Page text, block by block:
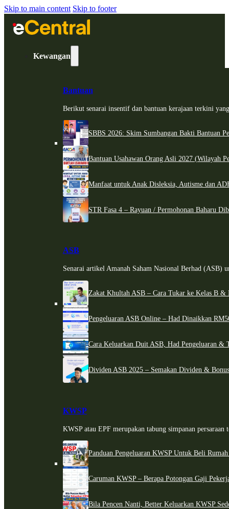
Skip to main content Skip to footer
Kewangan
Bantuan
Berikut senarai insentif dan bantuan kerajaan terkini
SBBS 2026: Skim Sumbangan Bakti Bantuan
Bantuan Usahawan Orang Asli 2027 (Wilayah
Manfaat untuk Anak Disleksia, Autisme dan
STR Fasa 4 – Rayuan / Permohonan Baharu
ASB
Senarai artikel Amanah Saham Nasional Berhad (ASB)
Zakat Khultah ASB – Cara Tukar ke Kelas B &
Pengeluaran ASB Online – Had Dinaikkan
Cara Keluarkan Duit ASB, Had Pengeluaran &
Dividen ASB 2025 – Semakan Dividen &
KWSP
KWSP atau EPF merupakan tabung simpanan persaraan
Panduan Pengeluaran KWSP Untuk Beli
Caruman KWSP – Berapa Potongan Gaji
Bila Pencen Nanti, Better Keluarkan KWSP